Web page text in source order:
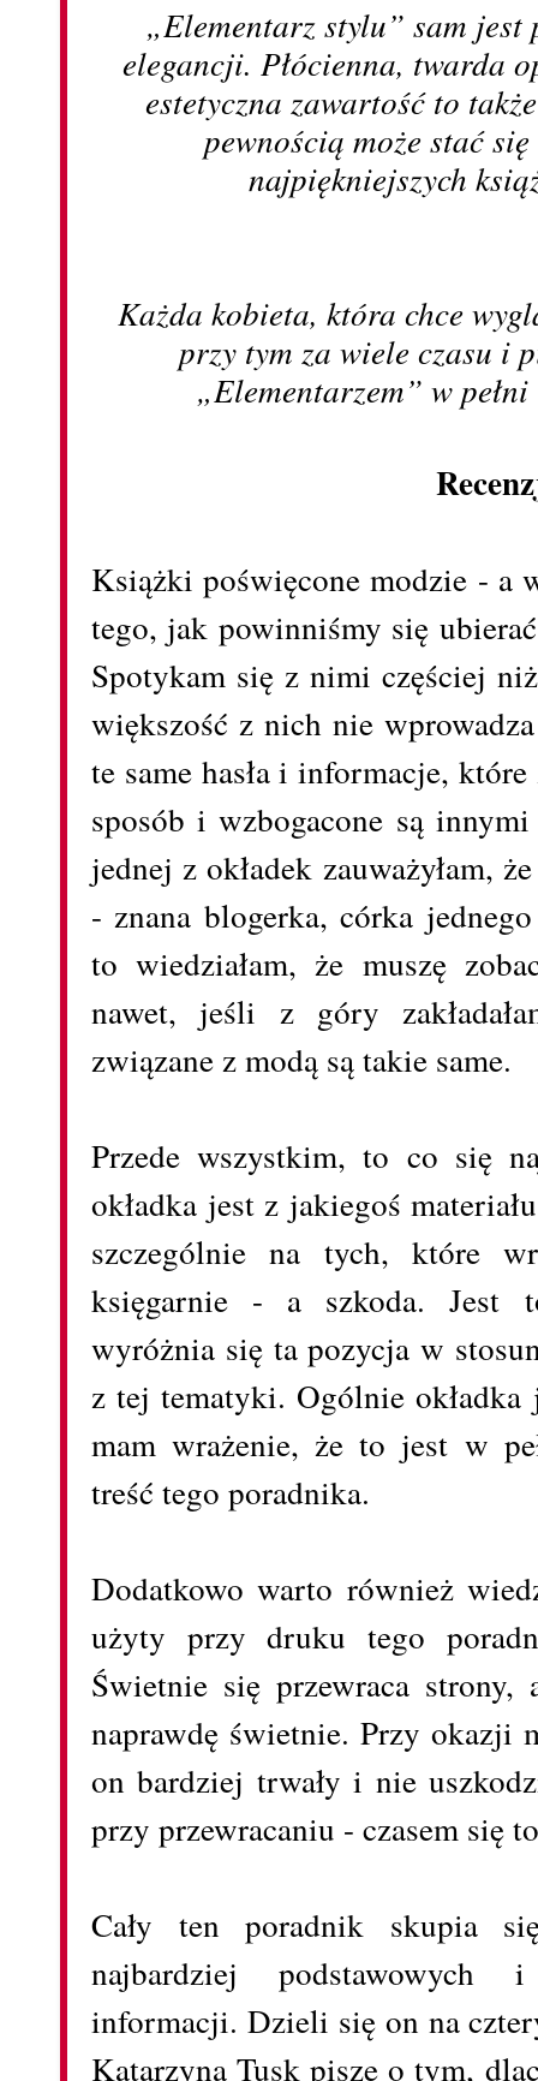
„Elementarz stylu” sam jest
elegancji. Płócienna, twarda
estetyczna zawartość to
pewnością może stać
najpiękniejszych
Każda kobieta, która chce
przy tym za wiele czasu i
„Elementarzem” w
Książki poświęcone modzie - a
tego, jak powinniśmy się
Spotykam się z nimi częściej
większość z nich nie
te same hasła i informacje,
sposób i wzbogacone są
jednej z okładek zauważyłam,
- znana blogerka, córka
to wiedziałam, że muszę
nawet, jeśli z góry
związane z modą są takie same.
Przede wszystkim, to co się
okładka jest z jakiegoś
szczególnie na tych, które
księgarnie - a szkoda. Jest
wyróżnia się ta pozycja w
z tej tematyki. Ogólnie
mam wrażenie, że to jest w
treść tego poradnika.
Dodatkowo warto również
użyty przy druku tego
Świetnie się przewraca
naprawdę świetnie. Przy okazji
on bardziej trwały i nie
przy przewracaniu - czasem się
Cały ten poradnik skupia
najbardziej podstawowych
informacji. Dzieli się on na
Katarzyna Tusk pisze o tym,